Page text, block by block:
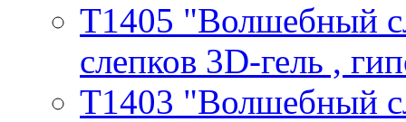
T1405 "Волшебный
слепков 3D-гель ,
T1403 "Волшебный